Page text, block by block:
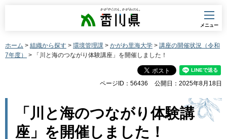
香川県
メニュー
ホーム > 組織から探す > 環境管理課 > かがわ里海大学 > 講座の開催状況（令和
7年度）
> 「川と海のつながり体験講座」を開催しました！
ページID：56436 公開日：2025年8月18日
「川と海のつながり体験講
座」を開催しました！